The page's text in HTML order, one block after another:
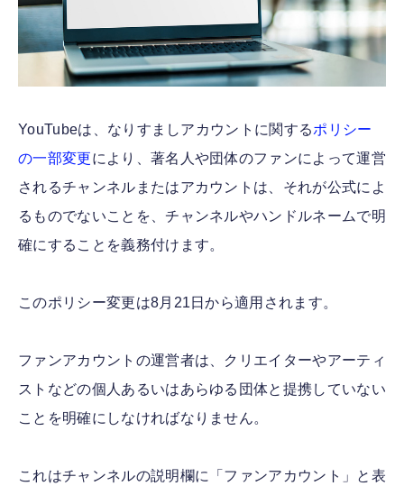
YouTubeは、なりすましアカウントに関するポリシー
の一部変更により、著名人や団体のファンによって運営
されるチャンネルまたはアカウントは、それが公式によ
るものでないことを、チャンネルやハンドルネームで明
確にすることを義務付けます。
このポリシー変更は8月21日から適用されます。
ファンアカウントの運営者は、クリエイターやアーティ
ストなどの個人あるいはあらゆる団体と提携していない
ことを明確にしなければなりません。
これはチャンネルの説明欄に「ファンアカウント」と表